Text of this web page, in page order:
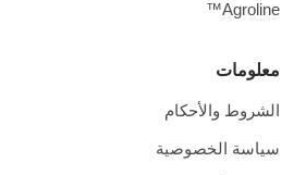
معلومات
الشروط والأحكام
سياسة الخصوصية
Agroline™